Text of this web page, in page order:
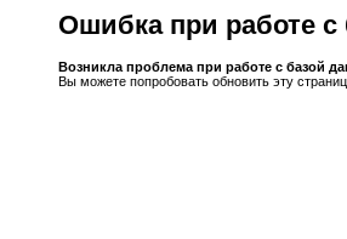
Ошибка при работе
Возникла проблема при работе с базой
Вы можете попробовать обновить эту